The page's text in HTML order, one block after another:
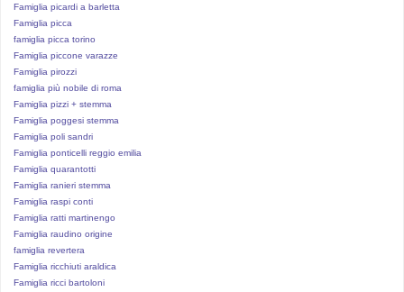
Famiglia picardi a barletta
Famiglia picca
famiglia picca torino
Famiglia piccone varazze
Famiglia pirozzi
famiglia più nobile di roma
Famiglia pizzi + stemma
Famiglia poggesi stemma
Famiglia poli sandri
Famiglia ponticelli reggio emilia
Famiglia quarantotti
Famiglia ranieri stemma
Famiglia raspi conti
Famiglia ratti martinengo
Famiglia raudino origine
famiglia revertera
Famiglia ricchiuti araldica
Famiglia ricci bartoloni